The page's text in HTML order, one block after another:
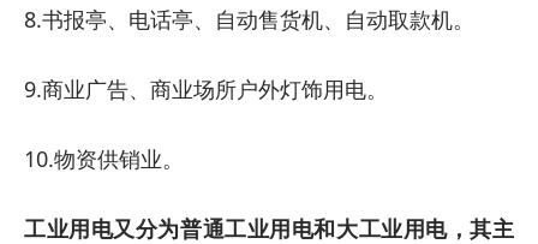
8.书报亭、电话亭、自动售货机、自动取款机。
9.商业广告、商业场所户外灯饰用电。
10.物资供销业。
工业用电又分为普通工业用电和大工业用电，其主